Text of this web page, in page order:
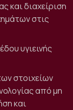
και διαχείριση
στις
υγιεινής
στοιχείων
από μη
και